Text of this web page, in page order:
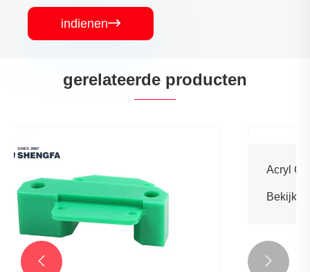
indienen
gerelateerde producten
 